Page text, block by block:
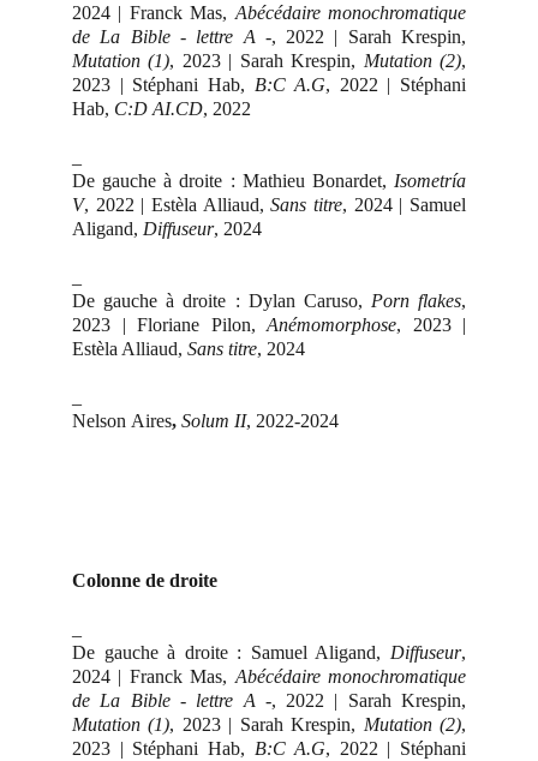
2024 | Franck Mas, Abécédaire monochromatique
de La Bible - lettre A -, 2022 | Sarah Krespin,
Mutation (1), 2023 | Sarah Krespin, Mutation (2),
2023 | Stéphani Hab, B:C A.G, 2022 | Stéphani
Hab, C:D AI.CD, 2022
De gauche à droite : Mathieu Bonardet, Isometría
V, 2022 | Estèla Alliaud,Sans titre, 2024 | Samuel
Aligand, Diffuseur, 2024
De gauche à droite : Dylan Caruso, Porn flakes,
2023 | Floriane Pilon, Anémomorphose, 2023 |
Estèla Alliaud, Sans titre, 2024
Nelson Aires, Solum II, 2022-2024
Colonne de droite
De gauche à droite : Samuel Aligand, Diffuseur,
2024 | Franck Mas, Abécédaire monochromatique
de La Bible - lettre A -, 2022 | Sarah Krespin,
Mutation (1), 2023 | Sarah Krespin, Mutation (2),
2023 | Stéphani Hab, B:C A.G, 2022 | Stéphani